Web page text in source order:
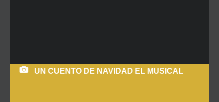
UN CUENTO DE NAVIDAD EL MUSICAL